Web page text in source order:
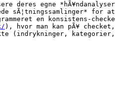
deres egne
sÃ¦tningssamlinger* for
en konsistens-
), hvor man kan pÃ¥ checket,
(indrykninger,